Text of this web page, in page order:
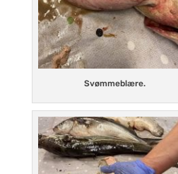
Svømmeblære.